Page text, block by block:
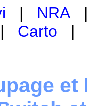
| NRA
Carto
et